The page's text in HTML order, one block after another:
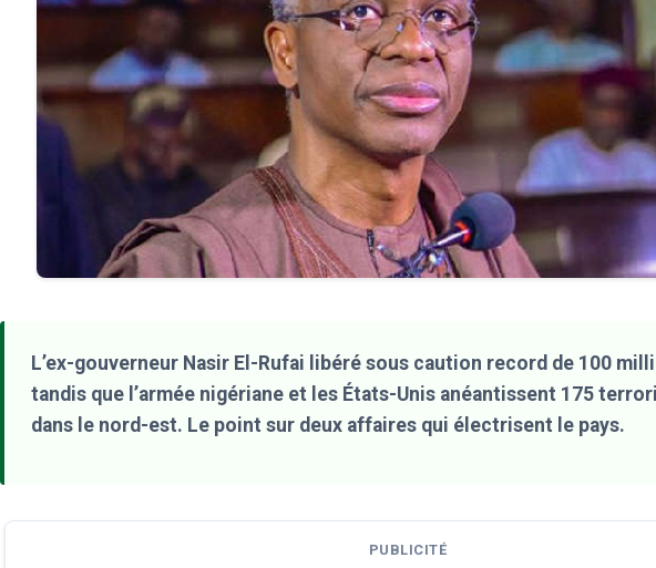
L’ex-gouverneur Nasir El-Rufai libéré sous caution record de 100
tandis que l’armée nigériane et les États-Unis anéantissent 175
dans le nord-est. Le point sur deux affaires qui électrisent le pays.
PUBLICITÉ